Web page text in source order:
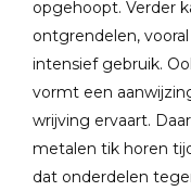
opgehoopt. Verder
ontgrendelen,
intensief gebruik.
vormt een
wrijving ervaart.
metalen tik horen
dat onderdelen